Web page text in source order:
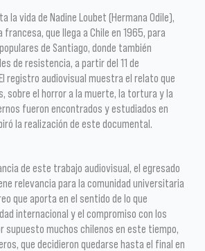
la vida de Nadine Loubet (Hermana Odile),
que llega a Chile en 1965, para
de Santiago, donde también
de resistencia, a partir del 11 de
registro audiovisual muestra el relato que
sobre el horror a la muerte, la tortura y la
fueron encontrados y estudiados en
la realización de este documental.
de este trabajo audiovisual, el egresado
relevancia para la comunidad universitaria
que aporta en el sentido de lo que
internacional y el compromiso con los
supuesto muchos chilenos en este tiempo,
que decidieron quedarse hasta el final en